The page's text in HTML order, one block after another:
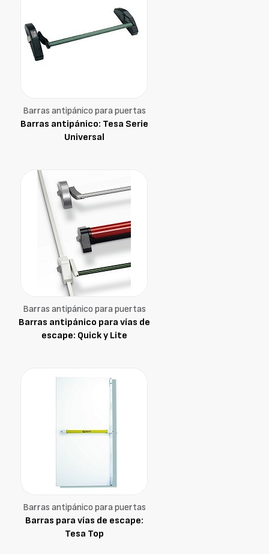
Barras antipánico para puertas
Barras antipánico: Tesa Serie
Universal
Barras antipánico para puertas
Barras antipánico para vías de
escape: Quick y Lite
Barras antipánico para puertas
Barras para vías de escape:
Tesa Top